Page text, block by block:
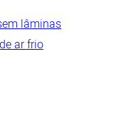
lâminas
ar frio